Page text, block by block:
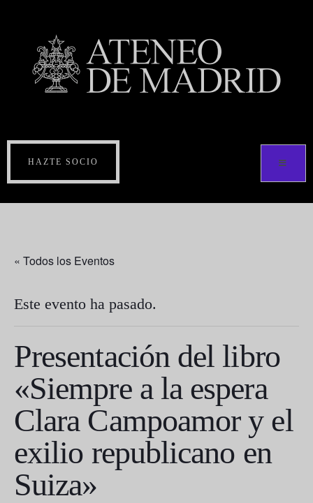
HAZTE SOCIO
« Todos los Eventos
Este evento ha pasado.
Presentación del libro
«Siempre a la espera
Clara Campoamor y el
exilio republicano en
Suiza»